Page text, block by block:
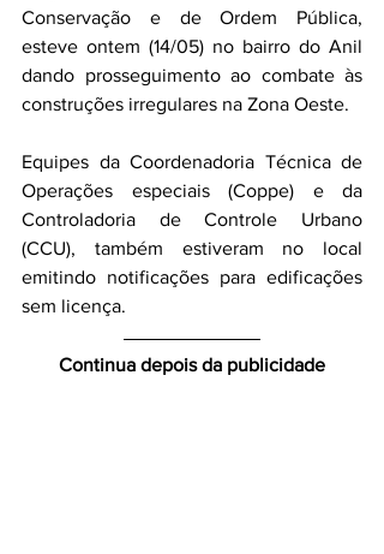
Conservação e de Ordem Pública,
esteve ontem (14/05) no bairro do Anil
dando prosseguimento ao combate às
construções irregulares na Zona Oeste.
Equipes da Coordenadoria Técnica de
Operações especiais (Coppe) e da
Controladoria de Controle Urbano
(CCU), também estiveram no local
emitindo notificações para edificações
sem licença.
Continua depois da publicidade